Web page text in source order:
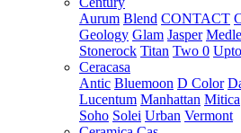
Aurum Blend CONTACT
Geology Glam Jasper
Stonerock Titan Two 0
Ceracasa
Antic Bluemoon D Color
Lucentum Manhattan Mitica
Soho Solei Urban Vermont